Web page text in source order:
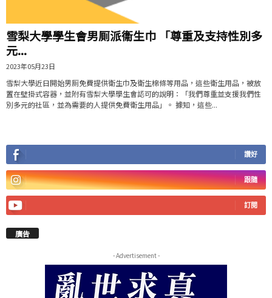
雪梨大學學生會男厠派衞生巾 「尊重及支持性別多
元...
2023年05月23日
雪梨大學近日開始男厠免費提供衛生巾及衛生棉條等用品，這些衛生用品，被放
置在壁掛式容器，並附有雪梨大學學生會認可的說明：「我們尊重並支援我們性
別多元的社區，並為需要的人提供免費衛生用品」。 據知，這些...
讚好
跟隨
訂閱
廣告
- Advertisement -